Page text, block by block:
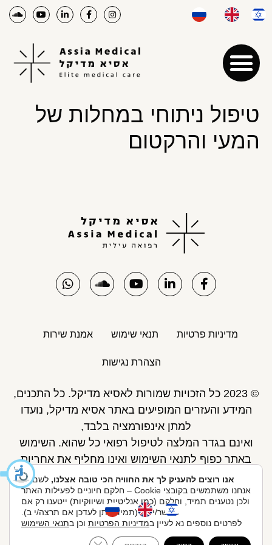
טיפול ניתוחי במחלות של
המעי והרקטום
מדיניות פרטיות תנאי שימוש אמנת שירות
הצהרת נגישות
© 2023 כל הזכויות שמורות לאסיא מדיקל. כל התכנים,
המידע והעזרים המופיעים באתר אסיא מדיקל, נועדו
למתן אינפורמציה בלבד,
ואינם בגדר המלצה לטיפול רפואי כל שהוא. השימוש
באתר כפוף לתנאי השימוש ואינו מחליף את אחריות
הגולש לקבלת ייעוץ ע"י רופא.
פיתוח אתר: Skymaster
אנו רוצים להעניק לך את החוויה הכי טובה אצלנו, לשם כך
אנחנו משתמשים בקובצי Cookie – חלקם חיוניים לפעילות האתר
ולכן נטענים תמיד, וחלקם (כמו אנליטיות ושיווקיות) ייטענו רק אם
תאשר/י לנו (תמיד ניתן לעדכן אם תרצה/י ב).
לפרטים נוספים נא לעיין במדיניות הפרטיות וכן בתנאי השימוש